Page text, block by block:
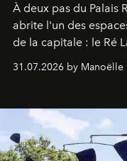
À deux pas du Palais
abrite l'un des
de la capitale : le Ré
31.07.2026 by Manoëlle